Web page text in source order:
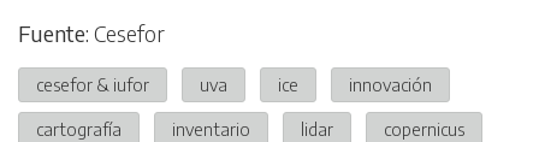
Fuente: Cesefor
cesefor & iufor uva ice innovación
cartografía inventario lidar copernicus